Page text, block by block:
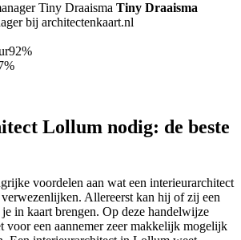
Tiny Draaisma
bij architectenkaart.nl
92%
Lollum nodig: de beste
voordelen aan wat een interieurarchitect
Allereerst kan hij of zij een
in kaart brengen. Op deze handelwijze
voor een aannemer zeer makkelijk mogelijk